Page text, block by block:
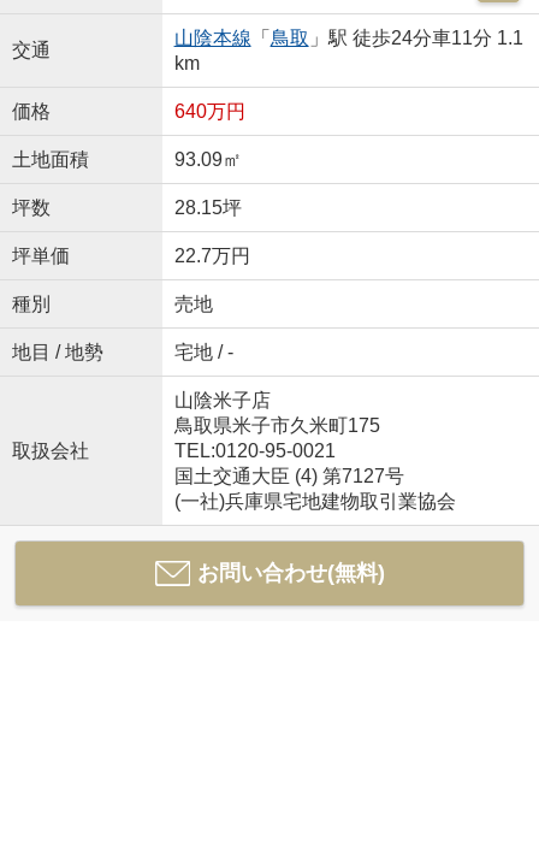
交通
山陰本線 「 鳥取 」駅 徒歩24分車11分 1.1
km
価格 640万円
土地面積 93.09㎡
坪数 28.15坪
坪単価 22.7万円
種別 売地
地目 / 地勢 宅地 / -
取扱会社
山陰米子店
鳥取県米子市久米町175
TEL:0120-95-0021
国土交通大臣 (4) 第7127号
(一社)兵庫県宅地建物取引業協会
お問い合わせ(無料)